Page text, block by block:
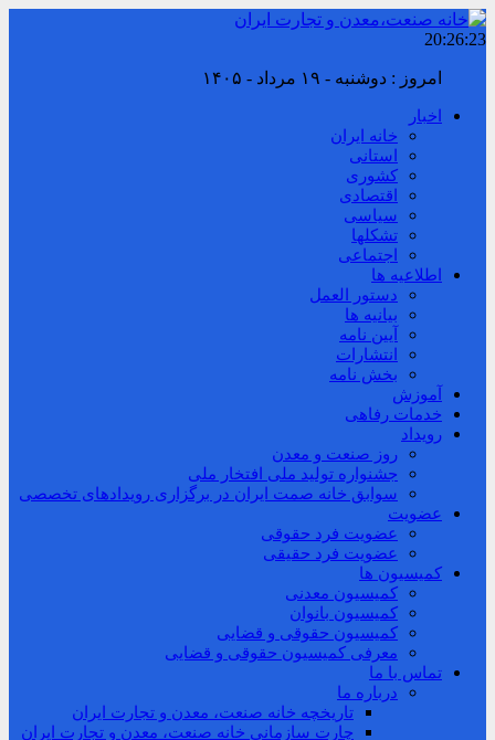
20:26:24
امروز : دوشنبه - ۱۹ مرداد - ۱۴۰۵
اخبار
خانه ایران
استانی
کشوری
اقتصادی
سیاسی
تشکلها
اجتماعی
اطلاعیه ها
دستور العمل
بیانیه ها
آیین نامه
انتشارات
بخش نامه
آموزش
خدمات رفاهی
رویداد
روز صنعت و معدن
جشنواره تولید ملی افتخار ملی
سوابق خانه صمت ایران در برگزاری رویدادهای تخصصی
عضویت
عضویت فرد حقوقی
عضویت فرد حقیقی
کمیسیون ها
کمیسیون معدنی
کمیسیون بانوان
کمیسیون حقوقی و قضایی
معرفی کمیسیون حقوقی و قضایی
تماس با ما
درباره ما
تاریخچه خانه صنعت، معدن و تجارت ایران
چارت سازمانی خانه صنعت، معدن و تجارت ایران